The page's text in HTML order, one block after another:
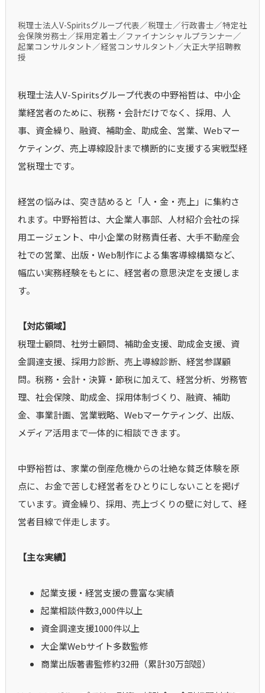
税理士法人V-Spiritsグループ代表／税理士／行政書士／特定社
会保険労務士／採用定着士／ファイナンシャルプランナー／
起業コンサルタント／経営コンサルタント／大正大学招聘教
授
税理士法人V-Spiritsグループ代表の中野裕哲は、中小企
業経営者のために、税務・会計だけでなく、採用、人
事、資金繰り、融資、補助金、助成金、営業、Webマー
ケティング、売上導線設計まで横断的に支援する実戦型経
営税理士です。
経営の悩みは、突き詰めると「人・金・売上」に集約さ
れます。中野裕哲は、大企業人事部、人材紹介会社の採
用エージェント、中小企業の財務責任者、大手不動産会
社での営業、出版・Web制作による集客導線構築など、
幅広い実務経験をもとに、経営者の意思決定を支援しま
す。
【対応領域】
税理士顧問、社労士顧問、補助金支援、助成金支援、資
金調達支援、採用力診断、売上導線診断、経営参謀顧
問。税務・会計・決算・節税に加えて、経営分析、労務管
理、社会保険、助成金、採用体制づくり、融資、補助
金、事業計画、営業戦略、Webマーケティング、出版、
メディア活用まで一体的に相談できます。
中野裕哲は、家業の倒産危機からの壮絶な貧乏体験を原
点に、お金で苦しむ経営者をひとりにしないことを掲げ
ています。資金繰り、採用、売上づくりの壁に対して、経
営者目線で伴走します。
【主な実績】
起業支援・経営支援の豊富な実績
起業相談件数3,000件以上
資金調達支援1000件以上
大企業Webサイト多数監修
商業出版著書監修約32冊（累計30万部超）